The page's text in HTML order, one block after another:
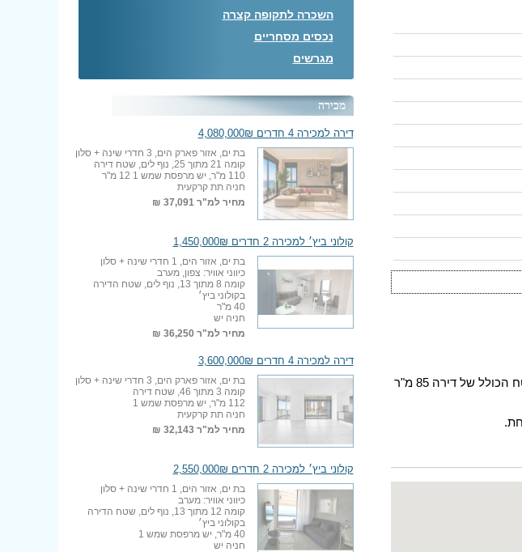
הדירה במצב מעולה לאחר שיפוץ עם רצפות ואינסטלציה חדשות, ריהוט מטבח חדש ומודרני. השטח הכולל של דירה 85 מ"ר
השכרה לתקופה קצרה
נכסים מסחריים
מגרשים
מכירה
דירה למכירה 4 חדרים 4,080,000₪
בת ים, אזור פארק הים, 3 חדרי שינה + סלון
קומה 21 מתוך 25, נוף לים, שטח דירה
110 מ"ר, יש מרפסת שמש 1 12 מ"ר
חניה תת קרקעית
מחיר למ"ר37,091 ₪
קולוני ביץ׳ למכירה 2 חדרים 1,450,000₪
בת ים, אזור הים, 1 חדרי שינה + סלון
כיווני אוויר: צפון, מערב
קומה 8 מתוך 13, נוף לים, שטח הדירה
בקולוני ביץ׳
40 מ"ר
חניה יש
מחיר למ"ר 36,250 ₪
דירה למכירה 4 חדרים 3,600,000₪
בת ים, אזור פארק הים, 3 חדרי שינה + סלון
קומה 3 מתוך 46, שטח דירה
112 מ"ר, יש מרפסת שמש 1
חניה תת קרקעית
מחיר למ"ר32,143 ₪
קולוני ביץ׳ למכירה 2 חדרים 2,550,000₪
בת ים, אזור הים, 1 חדרי שינה + סלון
כיווני אוויר: מערב
קומה 12 מתוך 13, נוף לים, שטח הדירה
בקולוני ביץ׳
40 מ"ר, יש מרפסת שמש 1
חניה יש